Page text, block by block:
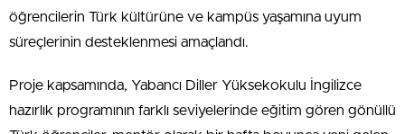
öğrencilerin Türk kültürüne ve kampüs yaşamına uyum
süreçlerinin desteklenmesi amaçlandı.
Proje kapsamında, Yabancı Diller Yüksekokulu İngilizce
hazırlık programının farklı seviyelerinde eğitim gören gönüllü